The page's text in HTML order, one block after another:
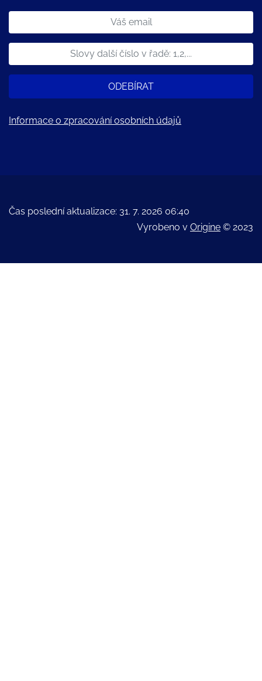
ODEBÍRAT
Informace o zpracování osobních údajů
Čas poslední aktualizace: 31. 7. 2026 06:40
Vyrobeno v Origine © 2023